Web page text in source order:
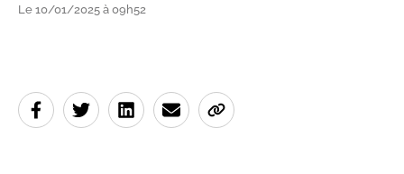
Le 10/01/2025 à 09h52